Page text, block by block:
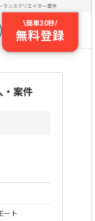
ランスクリエイター案件
\簡単30秒/
無料登録
・案件
ート